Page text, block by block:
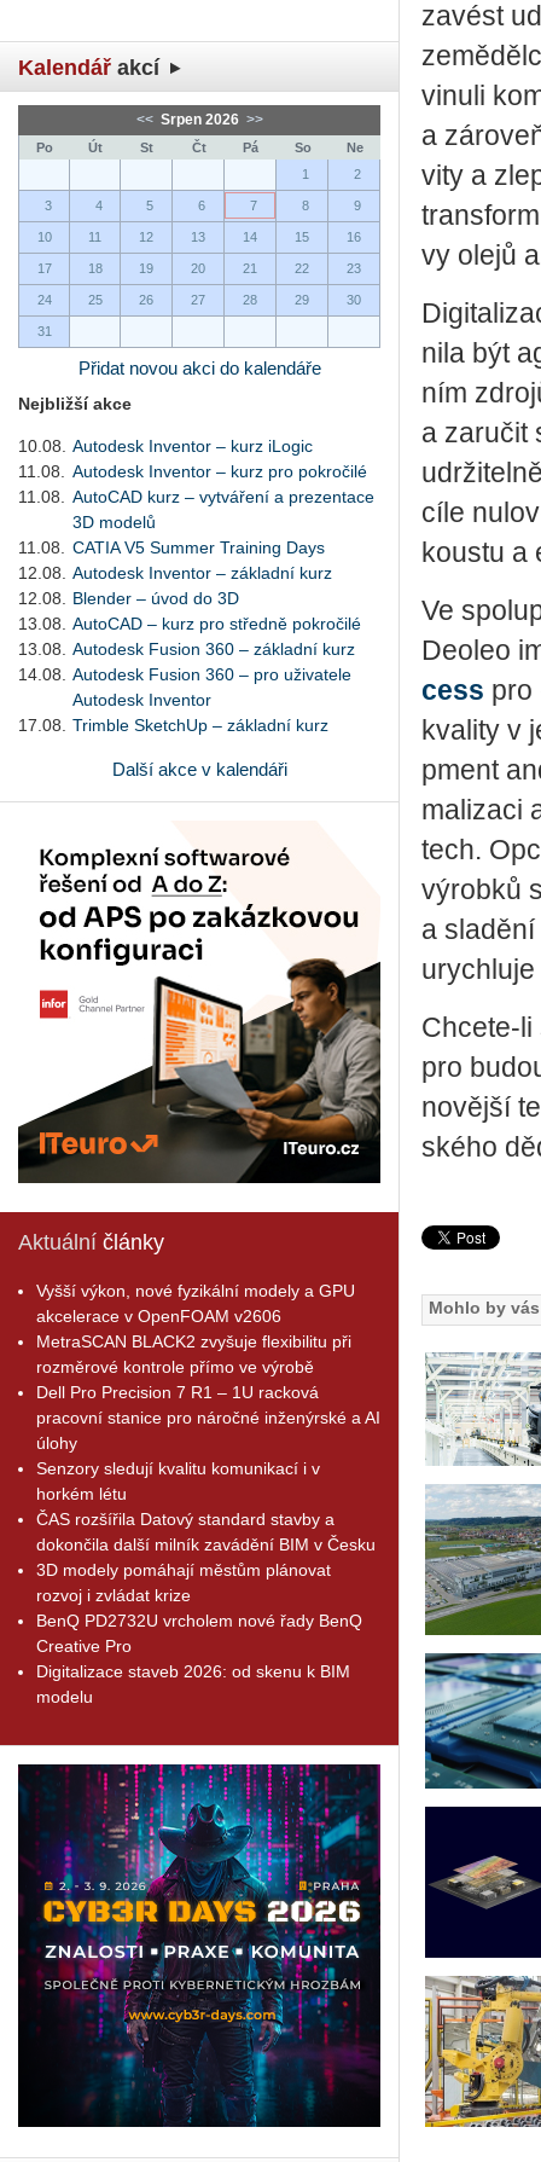
Kalendář akcí
<< Srpen 2026 >>
Po Út St Čt Pá So
Ne
1
2
3 4 5 6 7 8 9
10 11 12 13 14 15 16
17 18 19 20 21 22 23
24 25 26 27 28 29 30
31
Přidat novou akci do kalendáře
Nejbližší akce
10.08.
Autodesk Inventor – kurz iLogic
11.08.
Autodesk Inventor – kurz pro pokročilé
11.08.
AutoCAD kurz – vytváření a prezentace
3D modelů
11.08.
CATIA V5 Summer Training Days
12.08.
Autodesk Inventor – základní kurz
12.08.
Blender – úvod do 3D
13.08.
AutoCAD – kurz pro středně pokročilé
13.08.
Autodesk Fusion 360 – základní kurz
14.08.
Autodesk Fusion 360 – pro uživatele
Autodesk Inventor
17.08.
Trimble SketchUp – základní kurz
Další akce v kalendáři
Aktuální články
Vyšší výkon, nové fyzikální modely a GPU
akcelerace v OpenFOAM v2606
MetraSCAN BLACK2 zvyšuje flexibilitu při
rozměrové kontrole přímo ve výrobě
Dell Pro Precision 7 R1 – 1U racková
pracovní stanice pro náročné inženýrské a AI
úlohy
Senzory sledují kvalitu komunikací i v
horkém létu
ČAS rozšířila Datový standard stavby a
dokončila další milník zavádění BIM v Česku
3D modely pomáhají městům plánovat
rozvoj i zvládat krize
BenQ PD2732U vrcholem nové řady BenQ
Creative Pro
Digitalizace staveb 2026: od skenu k BIM
modelu
za­vést
vi­nu­li
a
vi­ty a
vy olejů
ni­la být
ním
a za­ru­čit
cíle
kous­tu a
Ve
Deo­leo
cess pro
kva­li­ty v
p­ment
ma­li­za­ci
tech.
vý­rob­ků
a
Chce­te-li
pro
no­věj­ší
ské­ho
Mohlo by